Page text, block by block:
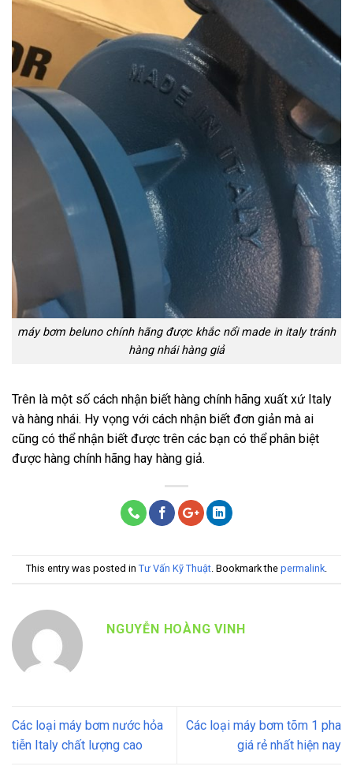
máy bơm beluno chính hãng được khắc nổi made in italy tránh
hàng nhái hàng giả
Trên là một số cách nhận biết hàng chính hãng xuất xứ Italy
và hàng nhái. Hy vọng với cách nhận biết đơn giản mà ai
cũng có thể nhận biết được trên các bạn có thể phân biệt
được hàng chính hãng hay hàng giả.
This entry was posted in Tư Vấn Kỹ Thuật. Bookmark the permalink.
NGUYỄN HOÀNG VINH
Các loại máy bơm nước hỏa
tiễn Italy chất lượng cao
Các loại máy bơm tõm 1 pha
giá rẻ nhất hiện nay